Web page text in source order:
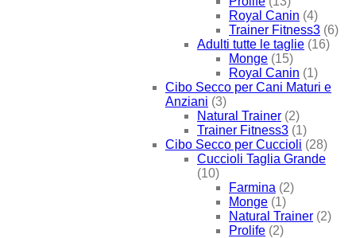
Royal Canin (4)
Trainer Fitness3 (6)
Adulti tutte le taglie (16)
Monge (15)
Royal Canin (1)
Cibo Secco per Cani Maturi e
Anziani (3)
Natural Trainer (2)
Trainer Fitness3 (1)
Cibo Secco per Cuccioli (28)
Cuccioli Taglia Grande
(10)
Farmina (2)
Monge (1)
Natural Trainer (2)
Prolife (2)